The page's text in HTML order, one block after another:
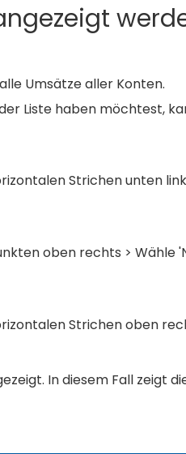
Umsätze aller Konten.
Liste haben möchtest,
Strichen unten
oben rechts > Wähle
Strichen oben
In diesem Fall zeigt